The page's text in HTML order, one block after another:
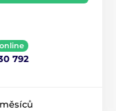
online
792